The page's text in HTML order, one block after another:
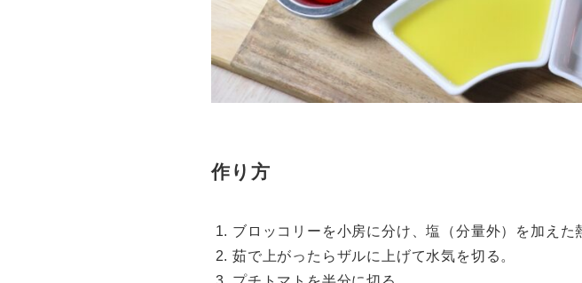
作り方
ブロッコリーを小房に分け、塩（分量外）を加えた
茹で上がったらザルに上げて水気を切る。